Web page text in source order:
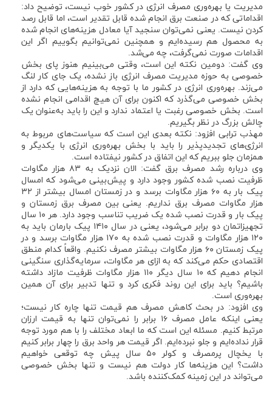
مدیریت یا بهره‌وری مصرف انرژی در کشور خوب نیست، توضیح داد:
اقداماتی که در صنعت برق انجام شده قابل تقدیر است، اما قابل رصد
کردن نیست. یعنی نمی‌توان سنجید آیا معادل هزینه‌های انجام شده
به محصول هم رسیده‌ایم و همچنین نمی‌توانیم بگوییم اگر این
اقدامات صورت نمی‌گرفت، چه می‌شد.
وی گفت: دومین نکته این است، وقتی می‌بینیم هنوز پای بخش
خصوصی به حوزه مدیریت مصرف انرژی باز نشده، یک جای کار لنگ
می‌زند. بهره‌وری انرژی در کشور ما با توجه به هزینه‌هایی که دارد از
بخش خصوصی می‌گذرد که اکنون برای آن هیچ اقدامی انجام نشده
است. بخش خصوصی رغبت یا اعتماد ندارد و این را باید به‌عنوان یک
چالش بزرگ در نظر بگیریم.
مهذب ترابی افزود: نکته بعدی این است که سیاست‌های مربوط به
انرژی‌های تجدیدپذیر را باید با بخش بهره‌وری انرژی با یکدیگر و
همزمان جلو ببریم که این اتفاق در کشور نیفتاده است.
وی درباره رشد مصرف برق گفت: الان نزدیک به ۸۳ هزار مگاوات
ظرفیت نصب شده کشور وجود دارد و پیش‌بینی می‌شود که امسال
پیک بار به ۶۰ هزار مگاوات برسد و در زمستان امسال بیشتر از ۳۲
هزار مگاوات مصرف برق نداریم. یعنی بین مصرف برق زمستان و
پیک بار و قدرت نصب شده یک ضریب تناسب وجود دارد. هر ۱۰ سال
تجهیزاتمان دو برابر می‌شود، یعنی در سال ۱۴۱۰ پیک بارمان باید به
۱۲۰ هزار مگاوات و قدرت نصب شده به ۱۷۰ هزار مگاوات برسد و در
پیک زمستان ۶۰ هزار مگاوات بیشتر مصرف نکنیم. واقعاً کدام منطق
اقتصادی حکم می‌کند که به ازای هر مگاوات، سرمایه‌گذاری سنگینی
انجام دهیم که ۱۰ سال دیگر ۱۱۰ هزار مگاوات ظرفیت مازاد داشته
باشیم؟ باید برای این روند فکری کرد و تنها تدبیر برای آن همین
بهره‌وری است.
وی افزود: در بحث کاهش مصرف هم قیمت تنها چاره کار نیست؛
یعنی اینکه عامل مصرف ۱۶ برابر را نمی‌توان تنها به قیمت ارزان
مرتبط کنیم. مسئله این است که ما ابعاد مختلف را با هم مورد توجه
قرار نداده‌ایم و جلو نبرده‌ایم. اگر قیمت هر واحد برق را چهار برابر کنیم
با یخچال پرمصرف و کولر ۵۰ سال پیش چه توقعی خواهیم
داشت؟ این هزینه‌ها کار دولت هم نیست و تنها بخش خصوصی
می‌تواند در این زمینه کمک‌کننده باشد.